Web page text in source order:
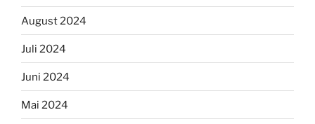
August 2024
Juli 2024
Juni 2024
Mai 2024